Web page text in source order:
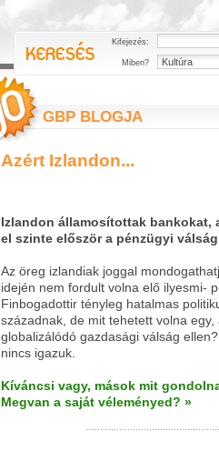
Kifejezés:
Miben?
GBP BLOGJA
Azért Izlandon...
Izlandon államosítottak bankokat,
el szinte először a pénzügyi
Az öreg izlandiak joggal
idején nem fordult volna elő ilyesmi-
Finbogadottir tényleg hatalmas
századnak, de mit tehetett volna egy,
globalizálódó gazdasági válság
nincs igazuk.
Kíváncsi vagy, mások mit
Megvan a saját véleményed? »